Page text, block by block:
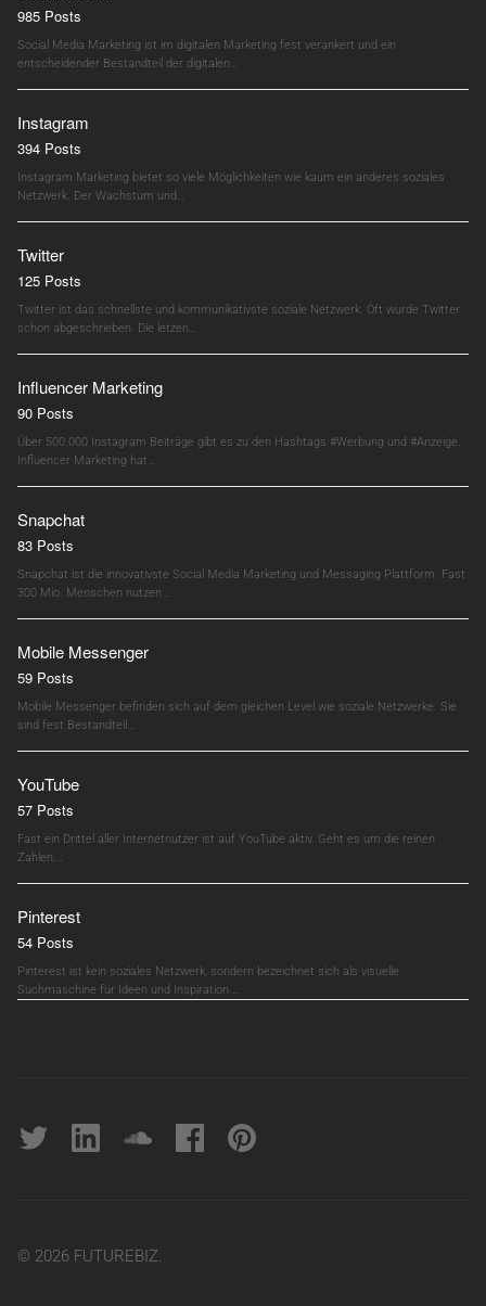
985 Posts
Social Media Marketing ist im digitalen Marketing fest verankert und ein
entscheidender Bestandteil der digitalen…
Instagram
394 Posts
Instagram Marketing bietet so viele Möglichkeiten wie kaum ein anderes soziales
Netzwerk. Der Wachstum und…
Twitter
125 Posts
Twitter ist das schnellste und kommunikativste soziale Netzwerk. Oft wurde Twitter
schon abgeschrieben. Die letzen…
Influencer Marketing
90 Posts
Über 500.000 Instagram Beiträge gibt es zu den Hashtags #Werbung und #Anzeige.
Influencer Marketing hat…
Snapchat
83 Posts
Snapchat ist die innovativste Social Media Marketing und Messaging Plattform. Fast
300 Mio. Menschen nutzen…
Mobile Messenger
59 Posts
Mobile Messenger befinden sich auf dem gleichen Level wie soziale Netzwerke. Sie
sind fest Bestandteil…
YouTube
57 Posts
Fast ein Drittel aller Internetnutzer ist auf YouTube aktiv. Geht es um die reinen
Zahlen,…
Pinterest
54 Posts
Pinterest ist kein soziales Netzwerk, sondern bezeichnet sich als visuelle
Suchmaschine für Ideen und Inspiration.…
Twitter linkedin soundcloudFacebookpinterest
© 2026 FUTUREBIZ.